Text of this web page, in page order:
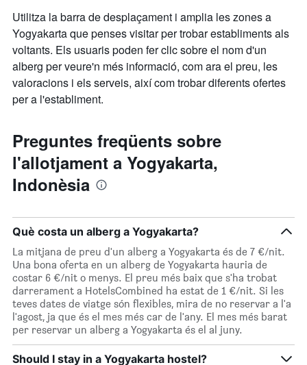
Utilitza la barra de desplaçament i amplia les zones a
Yogyakarta que penses visitar per trobar establiments als
voltants. Els usuaris poden fer clic sobre el nom d'un
alberg per veure'n més informació, com ara el preu, les
valoracions i els serveis, així com trobar diferents ofertes
per a l'establiment.
Preguntes freqüents sobre
l'allotjament a Yogyakarta,
Indonèsia
Què costa un alberg a Yogyakarta?
La mitjana de preu d'un alberg a Yogyakarta és de 7 €/nit.
Una bona oferta en un alberg de Yogyakarta hauria de
costar 6 €/nit o menys. El preu més baix que s'ha trobat
darrerament a HotelsCombined ha estat de 1 €/nit. Si les
teves dates de viatge són flexibles, mira de no reservar a l'a
l'agost, ja que és el mes més car de l'any. El mes més barat
per reservar un alberg a Yogyakarta és el al juny.
Should I stay in a Yogyakarta hostel?